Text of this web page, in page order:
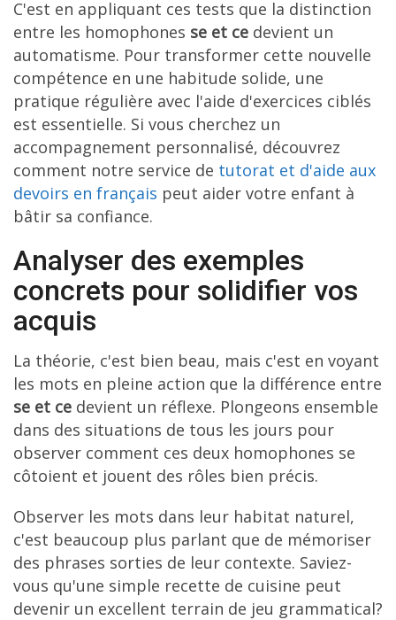
C'est en appliquant ces tests que la distinction
entre les homophones se et ce devient un
automatisme. Pour transformer cette nouvelle
compétence en une habitude solide, une
pratique régulière avec l'aide d'exercices ciblés
est essentielle. Si vous cherchez un
accompagnement personnalisé, découvrez
comment notre service de tutorat et d'aide aux
devoirs en français peut aider votre enfant à
bâtir sa confiance.
Analyser des exemples
concrets pour solidifier vos
acquis
La théorie, c'est bien beau, mais c'est en voyant
les mots en pleine action que la différence entre
se et ce devient un réflexe. Plongeons ensemble
dans des situations de tous les jours pour
observer comment ces deux homophones se
côtoient et jouent des rôles bien précis.
Observer les mots dans leur habitat naturel,
c'est beaucoup plus parlant que de mémoriser
des phrases sorties de leur contexte. Saviez-
vous qu'une simple recette de cuisine peut
devenir un excellent terrain de jeu grammatical?